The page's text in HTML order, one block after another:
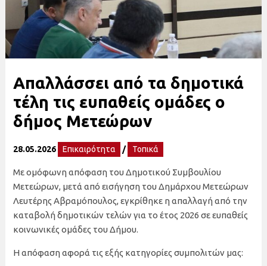
Απαλλάσσει από τα δημοτικά
τέλη τις ευπαθείς ομάδες ο
δήμος Μετεώρων
28.05.2026 Επικαιρότητα / Τοπικά
Με ομόφωνη απόφαση του Δημοτικού Συμβουλίου
Μετεώρων, μετά από εισήγηση του Δημάρχου Μετεώρων
Λευτέρης Αβραμόπουλος, εγκρίθηκε η απαλλαγή από την
καταβολή δημοτικών τελών για το έτος 2026 σε ευπαθείς
κοινωνικές ομάδες του Δήμου.
Η απόφαση αφορά τις εξής κατηγορίες συμπολιτών μας: